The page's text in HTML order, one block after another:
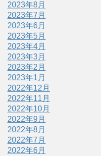
2023年8月
2023年7月
2023年6月
2023年5月
2023年4月
2023年3月
2023年2月
2023年1月
2022年12月
2022年11月
2022年10月
2022年9月
2022年8月
2022年7月
2022年6月